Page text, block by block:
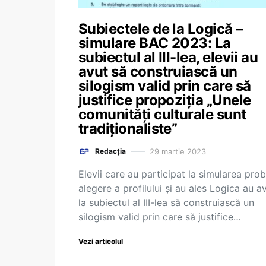
Subiectele de la Logică –
simulare BAC 2023: La
subiectul al III-lea, elevii au
avut să construiască un
silogism valid prin care să
justifice propoziția „Unele
comunități culturale sunt
tradiționaliste”
Redacția 29 martie 2023
Elevii care au participat la simularea
alegere a profilului și au ales Logica au
la subiectul al III-lea să construiască un
silogism valid prin care să justifice…
Vezi articolul